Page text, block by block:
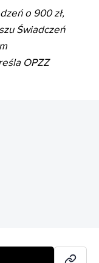
o 900 zł,
Świadczeń
OPZZ